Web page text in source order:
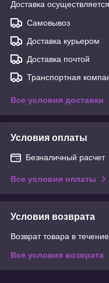
Доставка
Самовывоз
Доставка курьером
Доставка почтой
Транспортная
Все условия доставки
Условия оплаты
Безналичный расчет
Все условия оплаты
Условия возврата
Возврат товара в
Все условия возврата